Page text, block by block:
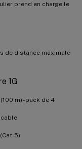
prend en charge le
de distance maximale
1G
m) - pack de 4
5)